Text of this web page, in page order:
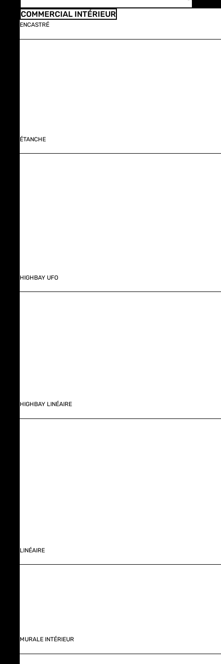
COMMERCIAL INTÉRIEUR
ENCASTRÉ
ÉTANCHE
HIGHBAY UFO
HIGHBAY LINÉAIRE
LINÉAIRE
MURALE INTÉRIEUR